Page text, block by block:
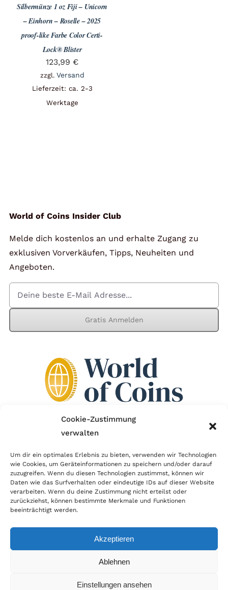
Cookie-Zustimmung
verwalten
Um dir ein optimales Erlebnis zu bieten, verwenden wir Technologien
wie Cookies, um Geräteinformationen zu speichern und/oder darauf
zuzugreifen. Wenn du diesen Technologien zustimmst, können wir
Daten wie das Surfverhalten oder eindeutige IDs auf dieser Website
verarbeiten. Wenn du deine Zustimmung nicht erteilst oder
zurückziehst, können bestimmte Merkmale und Funktionen
beeinträchtigt werden.
Akzeptieren
Ablehnen
Einstellungen ansehen
Silbermünze 1 oz Fiji – Unicorn
– Einhorn – Roselle – 2025
proof-like Farbe Color Certi-
Lock® Blister
123,99 €
zzgl. Versand
Lieferzeit: ca. 2-3
Werktage
World of Coins Insider Club
Melde dich kostenlos an und erhalte Zugang zu
exklusiven Vorverkäufen, Tipps, Neuheiten und
Angeboten.
Gratis Anmelden
Der Händlerbund setzt sich für sicheren und
erfolgreichen E-Commerce ein. Auch wir sind wie
viele Onlineshops im Netz Mitglied im Händlerbund
und unterstützen fairen Onlinehandel.
Widerruf|Zahlung & Versand